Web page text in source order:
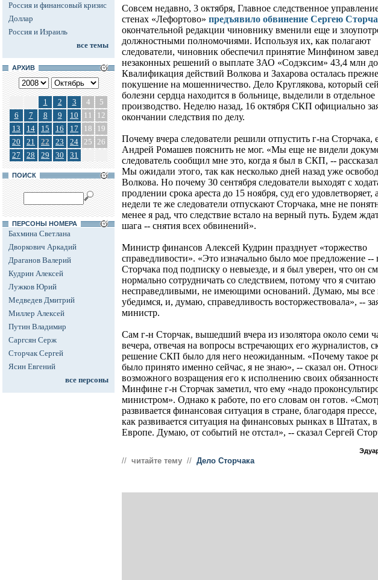
Россия и финансовый кризис
Доллар
Россия и Израиль
все темы
АРХИВ
1 2 3 4
5
6
7 8 9 10 11
12
13
14 15 16 17 18
19
20
21 22 23 24 25 26
27
28 29 30 31
ПОИСК
ПЕРСОНЫ НОМЕРА
Бахмина Светлана
Дворкович Аркадий
Драганов Валерий
Кудрин Алексей
Лужков Юрий
Медведев Дмитрий
Миллер Алексей
Путин Владимир
Саргсян Серж
Сторчак Сергей
Ясин Евгений
все персоны
Совсем недавно, 3 октября, Главное следственное
стенах «Лефортово» предъявило обвинение Сергею
окончательной редакции чиновнику вменили еще и
должностными полномочиями. Используя их, как полагают
следователи, чиновник обеспечил принятие Минфином
незаконных решений о выплате ЗАО «Содэксим» 43,4 млн
Квалификация действий Волкова и Захарова осталась
покушение на мошенничество. Дело Круглякова, который
болезни сердца находится в больнице, выделили в отдельное
производство. Неделю назад, 16 октября СКП официально
окончании следствия по делу.
Почему вчера следователи решили отпустить г-на Сторчака,
Андрей Ромашев пояснить не мог. «Мы еще не видели
следователь сообщил мне это, когда я был в СКП, --
Мы ожидали этого, так как несколько дней назад уже
Волкова. Но почему 30 сентября следователи выходят с
продлении срока ареста до 15 ноября, суд его удовлетворяет,
недели те же следователи отпускают Сторчака, мне не
менее я рад, что следствие встало на верный путь. Будем
шага -- снятия всех обвинений».
Министр финансов Алексей Кудрин празднует «торжество
справедливости». «Это изначально было мое предложение --
Сторчака под подписку о невыезде, и я был уверен, что он
нормально сотрудничать со следствием, потому что я
несправедливыми, не имеющими оснований. Думаю, мы все
убедимся, и, думаю, справедливость восторжествовала», --
министр.
Сам г-н Сторчак, вышедший вчера из изолятора около семи
вечера, отвечая на вопросы встречающих его журналистов,
решение СКП было для него неожиданным. «Почему такое
было принято именно сейчас, я не знаю», -- сказал он.
возможного возращения его к исполнению своих
Минфине г-н Сторчак заметил, что ему «надо
министром». Однако к работе, по его словам он готов.
развивается финансовая ситуация в стране, благодаря
как развивается ситуация на финансовых рынках в Штатах,
Европе. Думаю, от событий не отстал», -- сказал Сергей
// читайте тему // Дело Сторчака